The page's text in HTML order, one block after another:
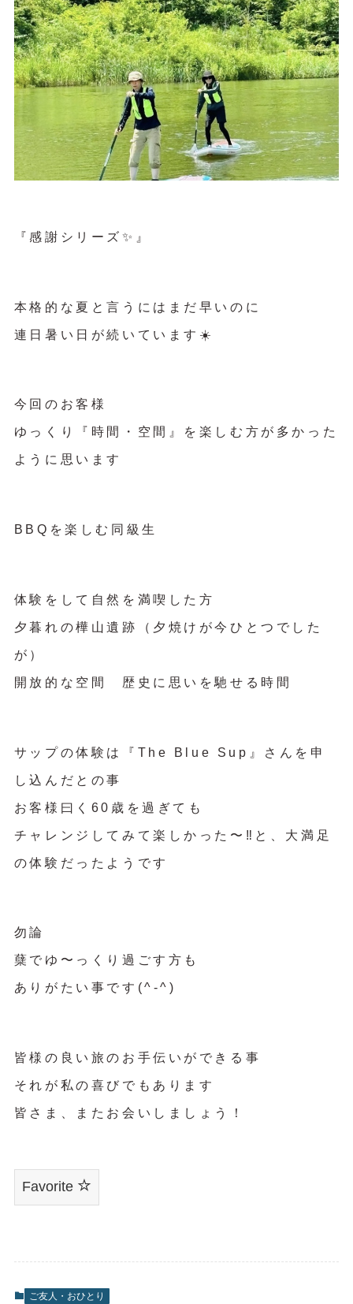
『感謝シリーズ✨』
本格的な夏と言うにはまだ早いのに
連日暑い日が続いています☀️
今回のお客様
ゆっくり『時間・空間』を楽しむ方が多かった
ように思います
BBQを楽しむ同級生
体験をして自然を満喫した方
夕暮れの樺山遺跡（夕焼けが今ひとつでした
が）
開放的な空間 歴史に思いを馳せる時間
サップの体験は『The Blue Sup』さんを申
し込んだとの事
お客様曰く60歳を過ぎても
チャレンジしてみて楽しかった〜‼︎と、大満足
の体験だったようです
勿論
蘖でゆ〜っくり過ごす方も
ありがたい事です(^-^)
皆様の良い旅のお手伝いができる事
それが私の喜びでもあります
皆さま、またお会いしましょう！
Favorite
ご友人・おひとり